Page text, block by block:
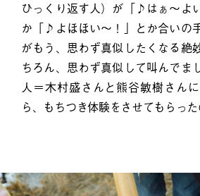
ひっくり返す人）が「♪はぁ〜よ
か「♪よほほい〜！」とか合いの
がもう、思わず真似したくなる絶
ちろん、思わず真似して叫んでま
人＝木村盛さんと熊谷敏樹さん
ら、もちつき体験をさせてもらった